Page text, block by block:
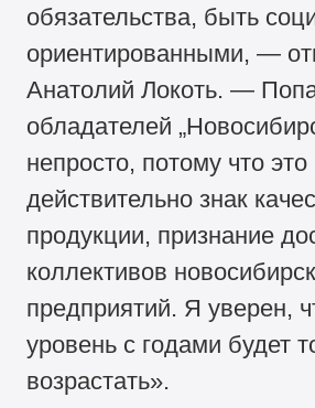
обязательства, быть
ориентированными, —
Анатолий Локоть. —
обладателей
непросто, потому что это
действительно знак
продукции, признание
коллективов
предприятий. Я уверен,
уровень с годами будет
возрастать».